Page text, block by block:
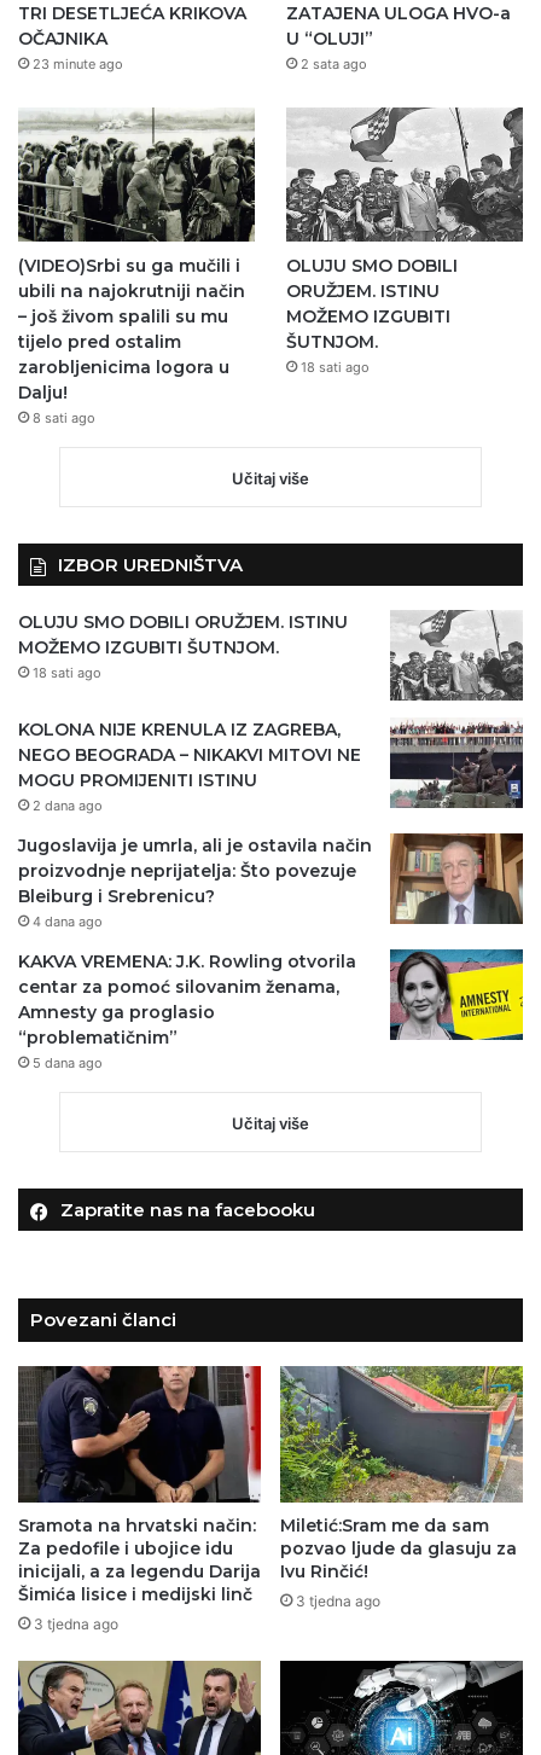
TRI DESETLJEĆA KRIKOVA
OČAJNIKA
23 minute ago
ZATAJENA ULOGA HVO-a
U “OLUJI”
2 sata ago
(VIDEO)Srbi su ga mučili i
ubili na najokrutniji način
– još živom spalili su mu
tijelo pred ostalim
zarobljenicima logora u
Dalju!
8 sati ago
OLUJU SMO DOBILI
ORUŽJEM. ISTINU
MOŽEMO IZGUBITI
ŠUTNJOM.
18 sati ago
Učitaj više
IZBOR UREDNIŠTVA
OLUJU SMO DOBILI ORUŽJEM. ISTINU
MOŽEMO IZGUBITI ŠUTNJOM.
18 sati ago
KOLONA NIJE KRENULA IZ ZAGREBA,
NEGO BEOGRADA – NIKAKVI MITOVI NE
MOGU PROMIJENITI ISTINU
2 dana ago
Jugoslavija je umrla, ali je ostavila način
proizvodnje neprijatelja: Što povezuje
Bleiburg i Srebrenicu?
4 dana ago
KAKVA VREMENA: J.K. Rowling otvorila
centar za pomoć silovanim ženama,
Amnesty ga proglasio
“problematičnim”
5 dana ago
Učitaj više
Zapratite nas na facebooku
Povezani članci
Sramota na hrvatski način:
Za pedofile i ubojice idu
inicijali, a za legendu Darija
Šimića lisice i medijski linč
3 tjedna ago
Miletić:Sram me da sam
pozvao ljude da glasuju za
Ivu Rinčić!
3 tjedna ago